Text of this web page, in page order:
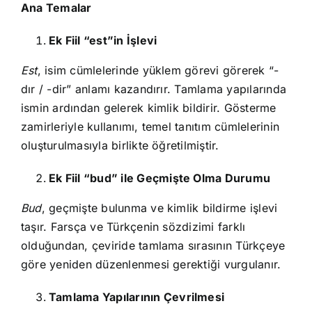
Ana Temalar
Ek Fiil “est”in İşlevi
Est, isim cümlelerinde yüklem görevi görerek “-
dır / -dir” anlamı kazandırır. Tamlama yapılarında
ismin ardından gelerek kimlik bildirir. Gösterme
zamirleriyle kullanımı, temel tanıtım cümlelerinin
oluşturulmasıyla birlikte öğretilmiştir.
Ek Fiil “bud” ile Geçmişte Olma Durumu
Bud, geçmişte bulunma ve kimlik bildirme işlevi
taşır. Farsça ve Türkçenin sözdizimi farklı
olduğundan, çeviride tamlama sırasının Türkçeye
göre yeniden düzenlenmesi gerektiği vurgulanır.
Tamlama Yapılarının Çevrilmesi